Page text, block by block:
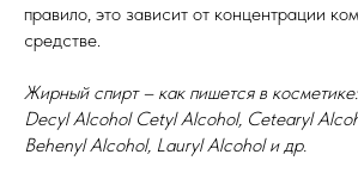
правило, это зависит от концентрации
средстве.
Жирный спирт – как пишется в
Decyl Alcohol Cetyl Alcohol, Cetearyl
Behenyl Alcohol, Lauryl Alcohol и др.